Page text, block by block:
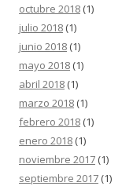
octubre 2018 (1)
julio 2018 (1)
junio 2018 (1)
mayo 2018 (1)
abril 2018 (1)
marzo 2018 (1)
febrero 2018 (1)
enero 2018 (1)
noviembre 2017 (1)
septiembre 2017 (1)